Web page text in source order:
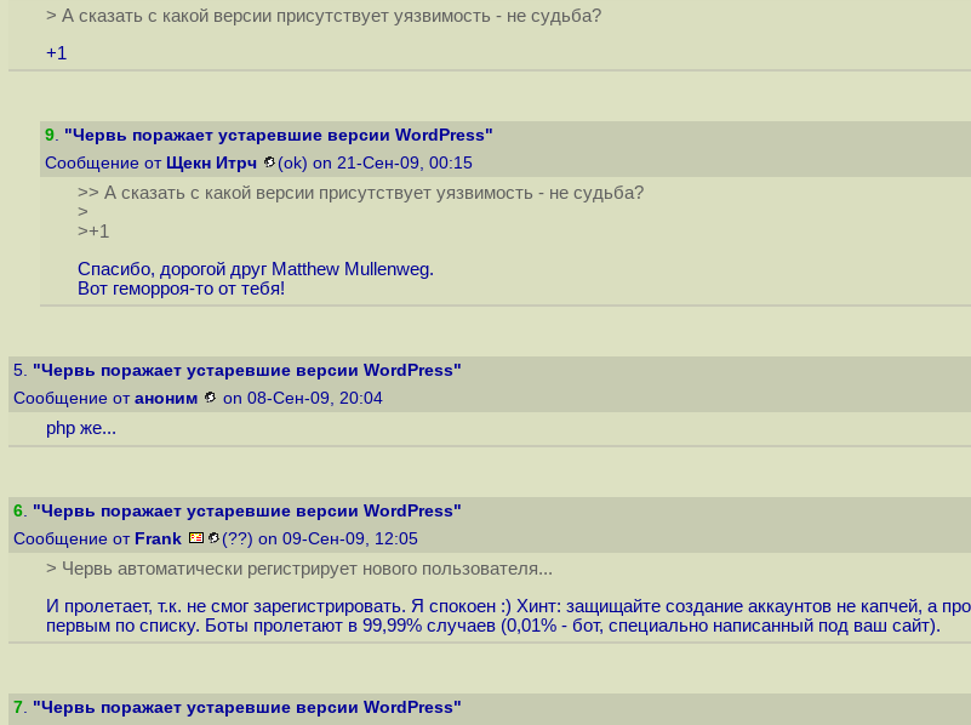
> А сказать с какой версии присутствует уязвимость - не судьба?
+1
9. "Червь поражает устаревшие версии WordPress"
Сообщение от Щекн Итрч (ok) on 21-Сен-09, 00:15
>> А сказать с какой версии присутствует уязвимость - не судьба?
>
>+1
Спасибо, дорогой друг Matthew Mullenweg.
Вот геморроя-то от тебя!
5. "Червь поражает устаревшие версии WordPress"
Сообщение от аноним on 08-Сен-09, 20:04
php же...
6. "Червь поражает устаревшие версии WordPress"
Сообщение от Frank (??) on 09-Сен-09, 12:05
> Червь автоматически регистрирует нового пользователя...
И пролетает, т.к. не смог зарегистрировать. Я спокоен :) Хинт: защищайте создание аккаунтов не капчей,
первым по списку. Боты пролетают в 99,99% случаев (0,01% - бот, специально написанный под ваш сайт).
7. "Червь поражает устаревшие версии WordPress"